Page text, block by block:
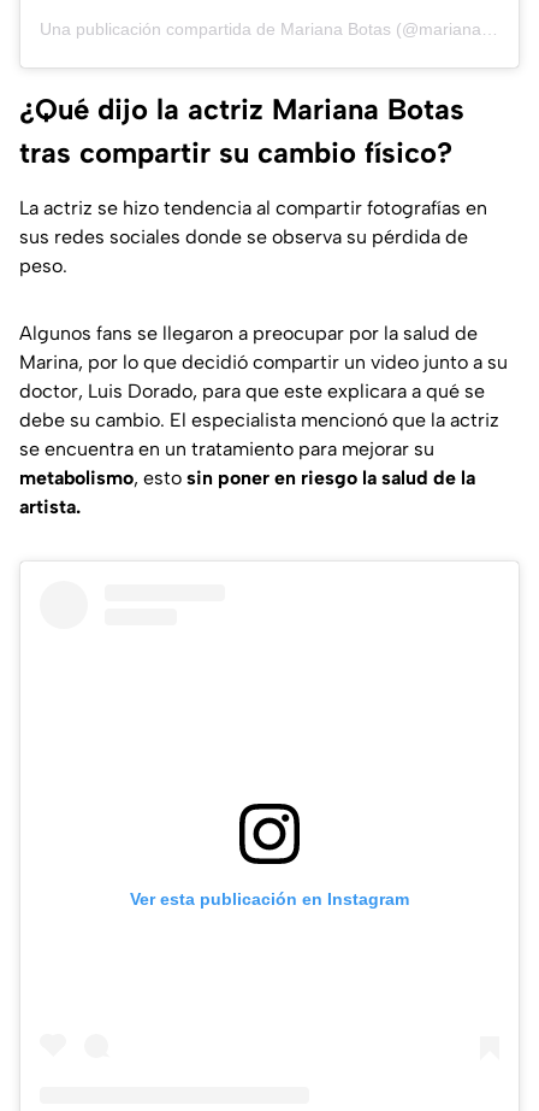
Una publicación compartida de Mariana Botas (@marianabotasl)
¿Qué dijo la actriz Mariana Botas
tras compartir su cambio físico?
La actriz se hizo tendencia al compartir fotografías en
sus redes sociales donde se observa su pérdida de
peso.
Algunos fans se llegaron a preocupar por la salud de
Marina, por lo que decidió compartir un video junto a su
doctor, Luis Dorado, para que este explicara a qué se
debe su cambio. El especialista mencionó que la actriz
se encuentra en un tratamiento para mejorar su
metabolismo, esto sin poner en riesgo la salud de la
artista.
Ver esta publicación en Instagram